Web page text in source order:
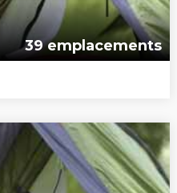
39 emplacements